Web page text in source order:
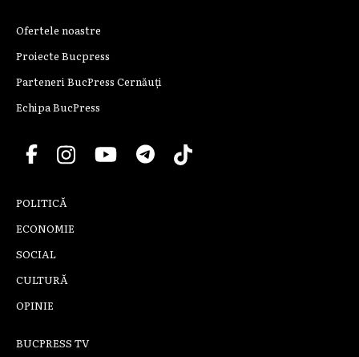
Ofertele noastre
Proiecte Bucpress
Parteneri BucPress Cernăuți
Echipa BucPress
POLITICĂ
ECONOMIE
SOCIAL
CULTURĂ
OPINIE
BUCPRESS TV